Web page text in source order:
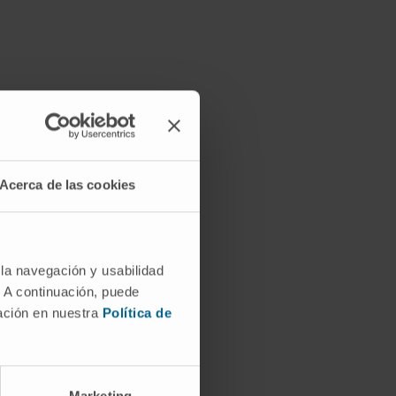
Acerca de las cookies
navegación y usabilidad
continuación, puede
en nuestra Política de